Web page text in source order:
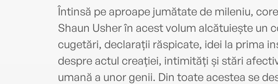
Întinsă pe aproape jumătate de mileniu,
Shaun Usher în acest volum alcătuiește un
cugetări, declarații răspicate, idei la prima
despre actul creației, intimități și stări
umană a unor genii. Din toate acestea se